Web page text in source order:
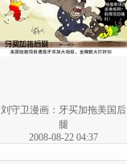
刘守卫漫画：牙买加拖美国后
腿
2008-08-22 04:37